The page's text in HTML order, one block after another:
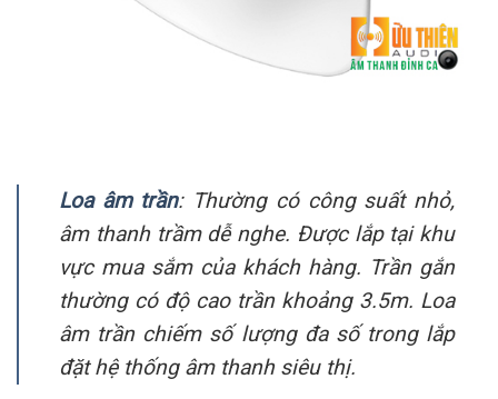
Loa âm trần: Thường có công suất nhỏ,
âm thanh trầm dễ nghe. Được lắp tại khu
vực mua sắm của khách hàng. Trần gắn
thường có độ cao trần khoảng 3.5m. Loa
âm trần chiếm số lượng đa số trong lắp
đặt hệ thống âm thanh siêu thị.